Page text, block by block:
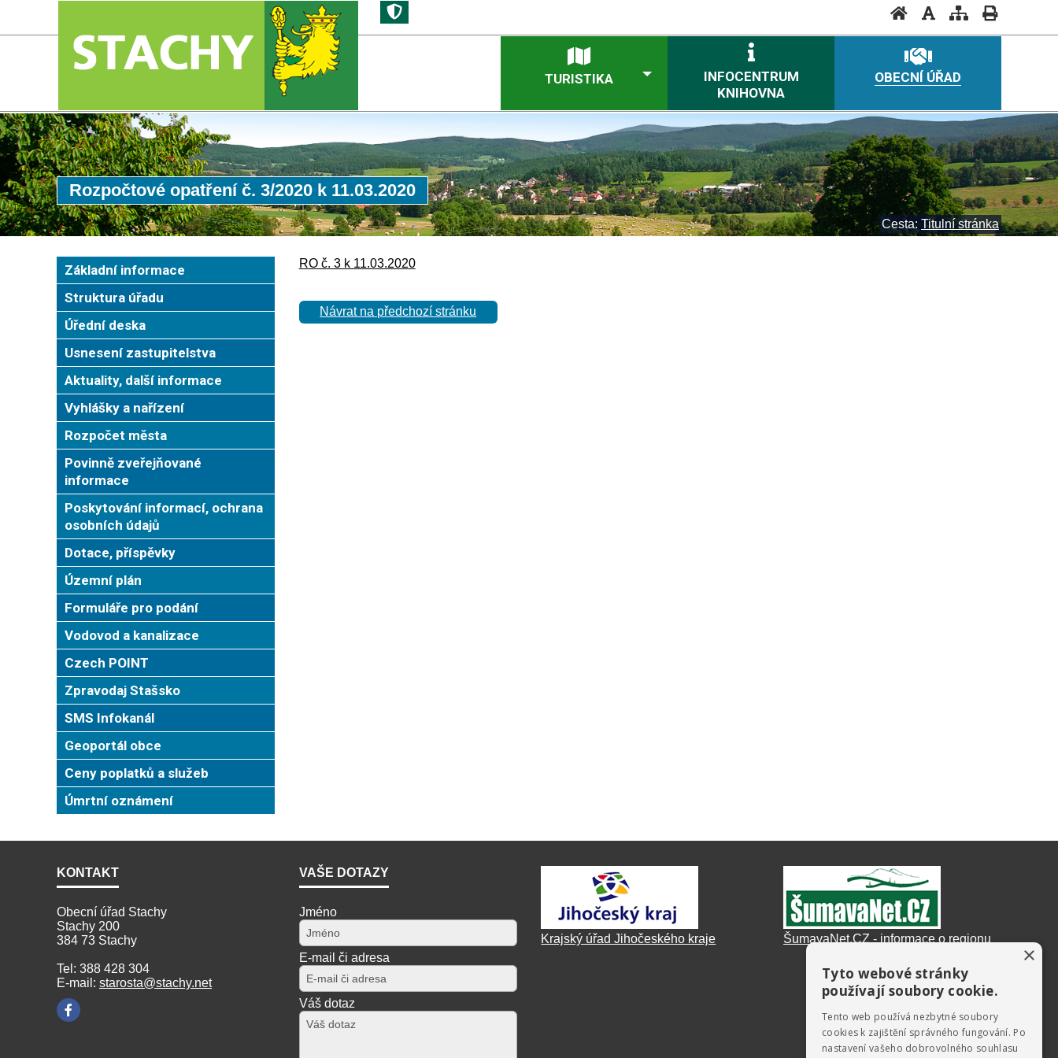
TURISTIKA
INFOCENTRUM
KNIHOVNA
OBECNÍ ÚŘAD
Rozpočtové opatření č. 3/2020 k 11.03.2020
Cesta: Titulní stránka
Základní informace
Struktura úřadu
Úřední deska
Usnesení zastupitelstva
Aktuality, další informace
Vyhlášky a nařízení
Rozpočet města
Povinně zveřejňované
informace
Poskytování informací, ochrana
osobních údajů
Dotace, příspěvky
Územní plán
Formuláře pro podání
Vodovod a kanalizace
Czech POINT
Zpravodaj Stašsko
SMS Infokanál
Geoportál obce
Ceny poplatků a služeb
Úmrtní oznámení
RO č. 3 k 11.03.2020
Návrat na předchozí stránku
KONTAKT
Obecní úřad Stachy
Stachy 200
384 73 Stachy
Tel: 388 428 304
E-mail: starosta@stachy.net
VAŠE DOTAZY
Jméno
E-mail či adresa
Váš dotaz
Krajský úřad Jihočeského kraje ŠumavaNet.CZ - informace o regionu
×
Tyto webové stránky
používají soubory cookie.
Tento web používá nezbytné soubory
cookies k zajištění správného fungování. Po
nastavení vašeho dobrovolného souhlasu